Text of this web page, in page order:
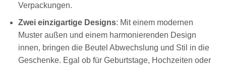
Verpackungen.
Zwei einzigartige Designs: Mit einem modernen
Muster außen und einem harmonierenden Design
innen, bringen die Beutel Abwechslung und Stil in die
Geschenke. Egal ob für Geburtstage, Hochzeiten oder